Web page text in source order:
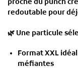
proche du punch
redoutable pour
🌿 Une particule
Format XXL
méfiantes